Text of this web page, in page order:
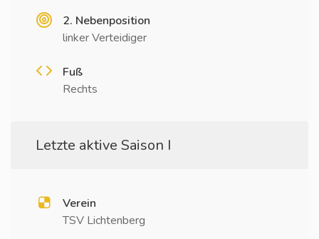
2. Nebenposition
linker Verteidiger
Fuß
Rechts
Letzte aktive Saison I
Verein
TSV Lichtenberg